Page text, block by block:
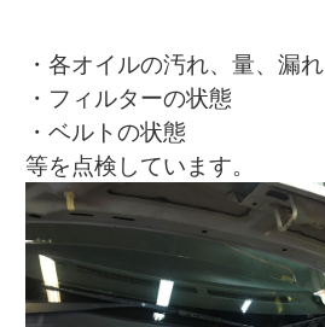
・各オイルの汚れ、量、漏れ
・フィルターの状態
・ベルトの状態
等を点検しています。